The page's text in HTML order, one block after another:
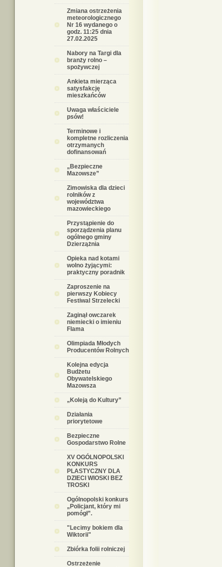
Zmiana ostrzeżenia
meteorologicznego
Nr 16 wydanego o
godz. 11:25 dnia
27.02.2025
Nabory na Targi dla
branży rolno –
spożywczej
Ankieta mierząca
satysfakcję
mieszkańców
Uwaga właściciele
psów!
Terminowe i
kompletne rozliczenia
otrzymanych
dofinansowań
„Bezpieczne
Mazowsze”
Zimowiska dla dzieci
rolników z
województwa
mazowieckiego
Przystąpienie do
sporządzenia planu
ogólnego gminy
Dzierzążnia
Opieka nad kotami
wolno żyjącymi:
praktyczny poradnik
Zaproszenie na
pierwszy Kobiecy
Festiwal Strzelecki
Zaginął owczarek
niemiecki o imieniu
Flama
Olimpiada Młodych
Producentów Rolnych
Kolejna edycja
Budżetu
Obywatelskiego
Mazowsza
„Koleją do Kultury”
Działania
priorytetowe
Bezpieczne
Gospodarstwo Rolne
XV OGÓLNOPOLSKI
KONKURS
PLASTYCZNY DLA
DZIECI WIOSKI BEZ
TROSKI
Ogólnopolski konkurs
„Policjant, który mi
pomógł”.
"Lecimy bokiem dla
Wiktorii"
Zbiórka folii rolniczej
Ostrzeżenie